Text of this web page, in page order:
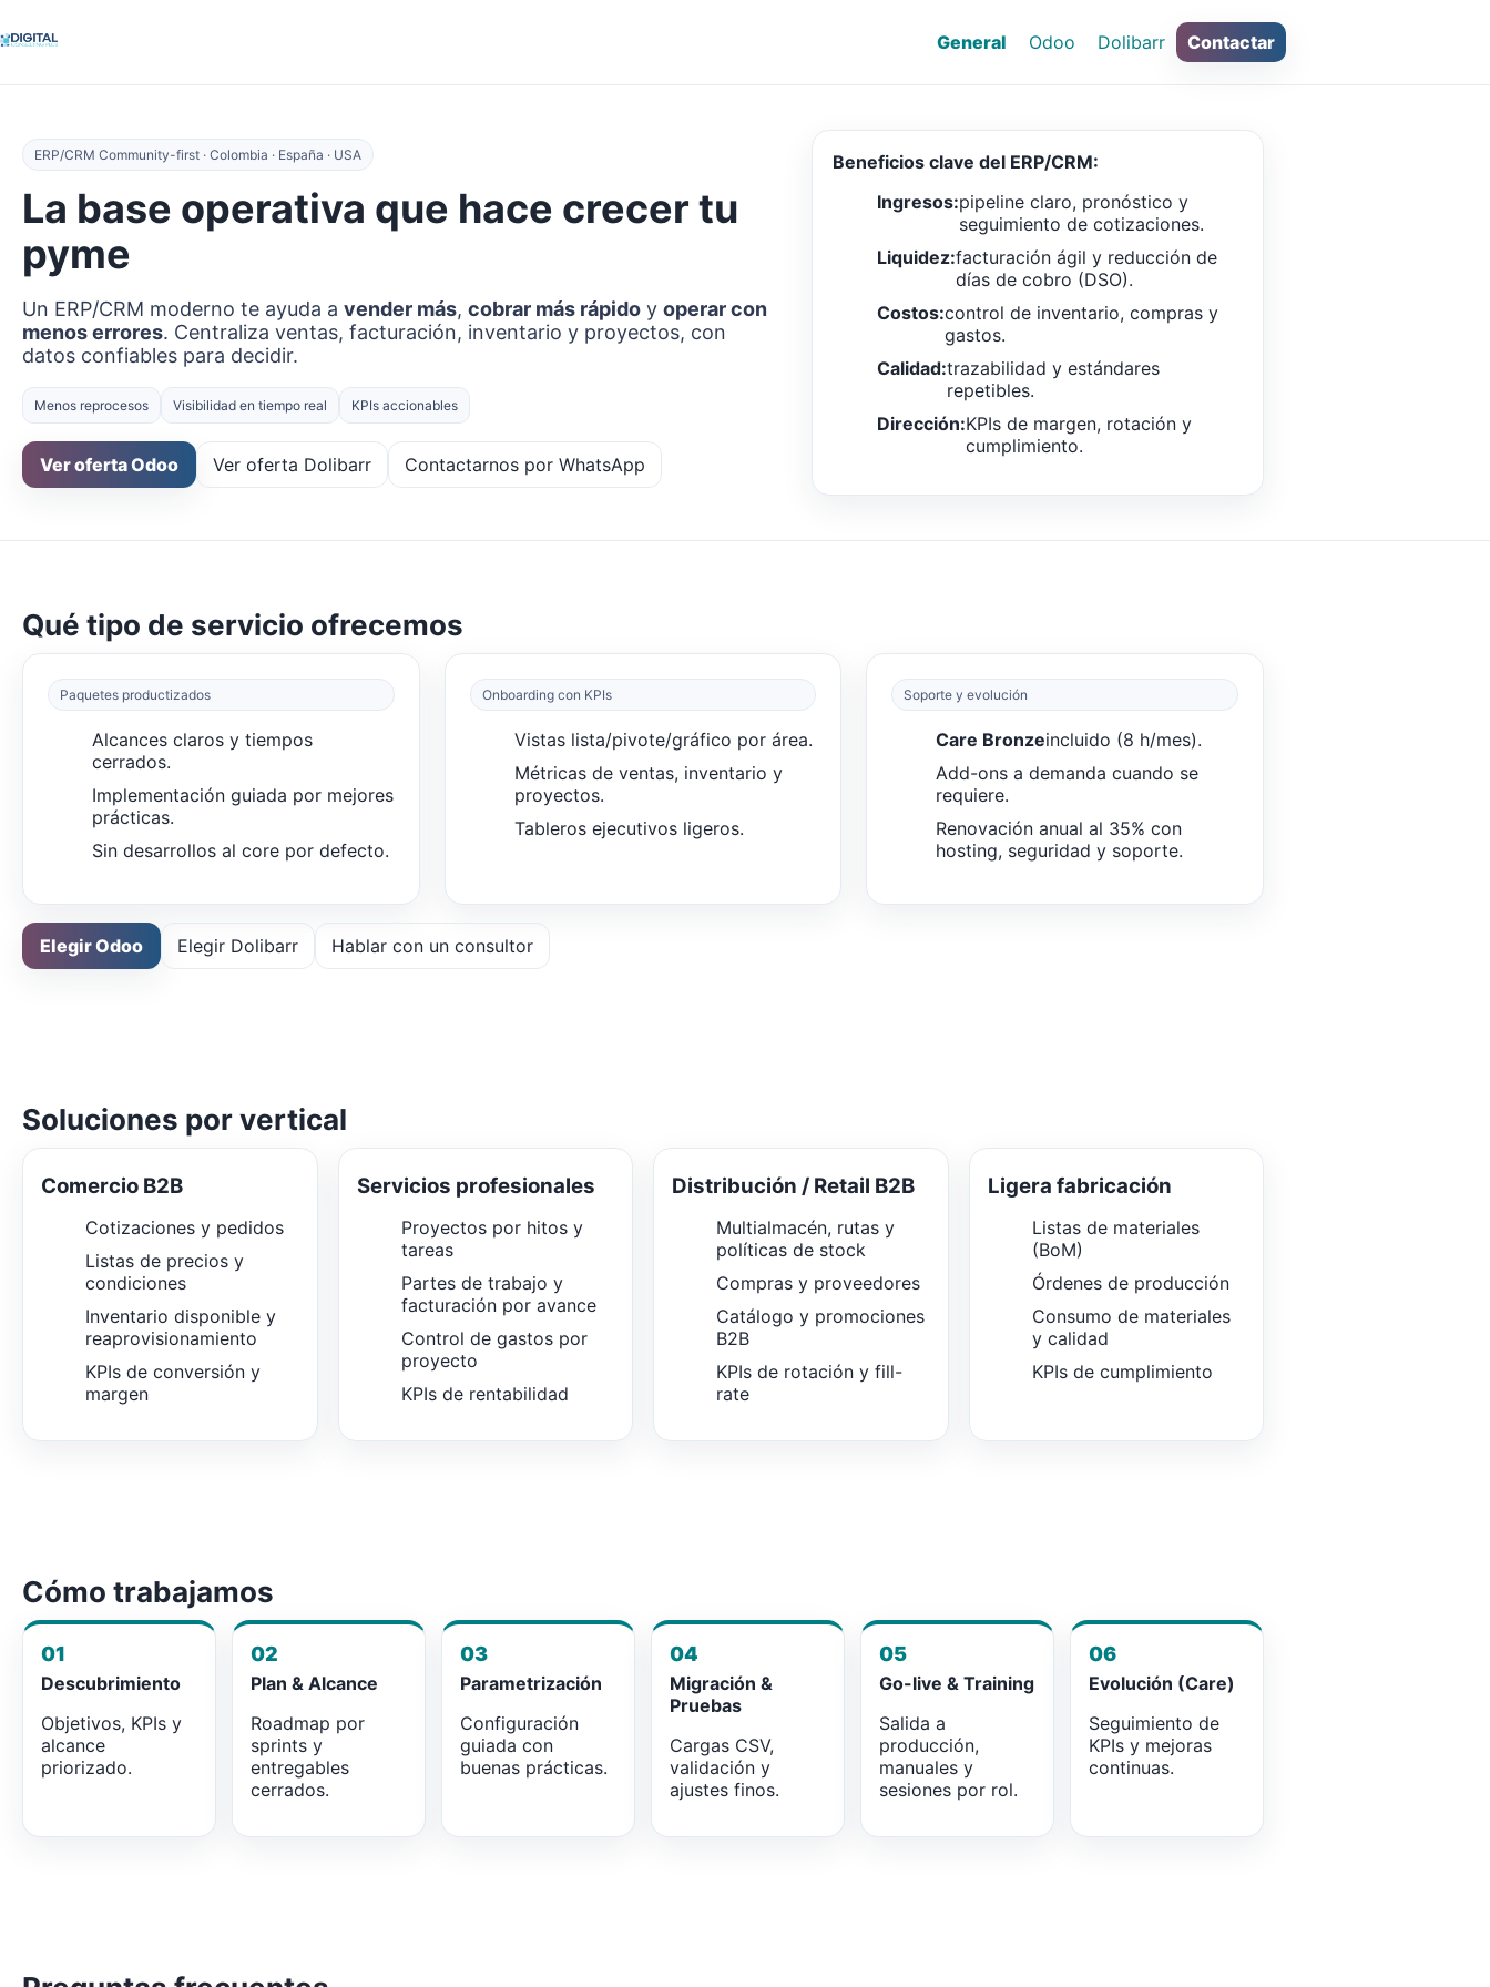
General Odoo Dolibarr Contactar
ERP/CRM Community-first · Colombia · España · USA
La base operativa que hace crecer tu
pyme
Un ERP/CRM moderno te ayuda a vender más, cobrar más rápido y operar con
menos errores. Centraliza ventas, facturación, inventario y proyectos, con
datos confiables para decidir.
Menos reprocesos Visibilidad en tiempo real KPIs accionables
Ver oferta Odoo Ver oferta Dolibarr Contactarnos por WhatsApp
Beneficios clave del ERP/CRM:
Ingresos:pipeline claro, pronóstico y
seguimiento de cotizaciones.
Liquidez:facturación ágil y reducción de
días de cobro (DSO).
Costos:control de inventario, compras y
gastos.
Calidad:trazabilidad y estándares
repetibles.
Dirección:KPIs de margen, rotación y
cumplimiento.
Qué tipo de servicio ofrecemos
Paquetes productizados
Alcances claros y tiempos
cerrados.
Implementación guiada por mejores
prácticas.
Sin desarrollos al core por defecto.
Onboarding con KPIs
Vistas lista/pivote/gráfico por área.
Métricas de ventas, inventario y
proyectos.
Tableros ejecutivos ligeros.
Soporte y evolución
Care Bronzeincluido (8 h/mes).
Add-ons a demanda cuando se
requiere.
Renovación anual al 35% con
hosting, seguridad y soporte.
Elegir Odoo Elegir Dolibarr Hablar con un consultor
Soluciones por vertical
Comercio B2B
Cotizaciones y pedidos
Listas de precios y
condiciones
Inventario disponible y
reaprovisionamiento
KPIs de conversión y
margen
Servicios profesionales
Proyectos por hitos y
tareas
Partes de trabajo y
facturación por avance
Control de gastos por
proyecto
KPIs de rentabilidad
Distribución / Retail B2B
Multialmacén, rutas y
políticas de stock
Compras y proveedores
Catálogo y promociones
B2B
KPIs de rotación y fill-
rate
Ligera fabricación
Listas de materiales
(BoM)
Órdenes de producción
Consumo de materiales
y calidad
KPIs de cumplimiento
Cómo trabajamos
01
Descubrimiento
Objetivos, KPIs y
alcance
priorizado.
02
Plan & Alcance
Roadmap por
sprints y
entregables
cerrados.
03
Parametrización
Configuración
guiada con
buenas prácticas.
04
Migración &
Pruebas
Cargas CSV,
validación y
ajustes finos.
05
Go-live & Training
Salida a
producción,
manuales y
sesiones por rol.
06
Evolución (Care)
Seguimiento de
KPIs y mejoras
continuas.